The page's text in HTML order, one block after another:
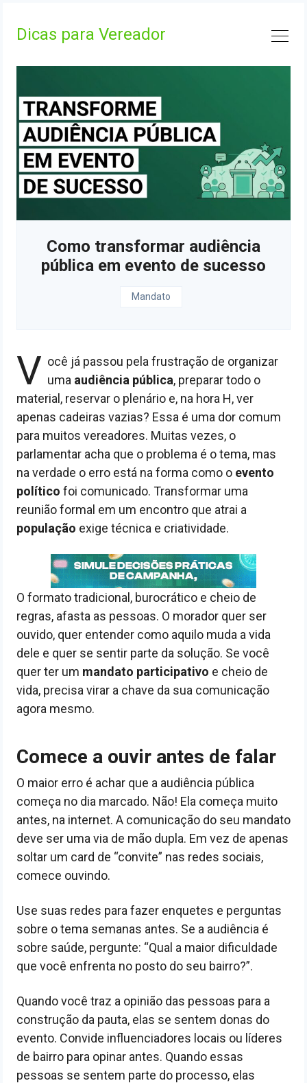
Dicas para Vereador
Como transformar audiência
pública em evento de sucesso
Mandato
V ocê já passou pela frustração de organizar
uma audiência pública, preparar todo o
material, reservar o plenário e, na hora H, ver
apenas cadeiras vazias? Essa é uma dor comum
para muitos vereadores. Muitas vezes, o
parlamentar acha que o problema é o tema, mas
na verdade o erro está na forma como o evento
político foi comunicado. Transformar uma
reunião formal em um encontro que atrai a
população exige técnica e criatividade.
O formato tradicional, burocrático e cheio de
regras, afasta as pessoas. O morador quer ser
ouvido, quer entender como aquilo muda a vida
dele e quer se sentir parte da solução. Se você
quer ter um mandato participativo e cheio de
vida, precisa virar a chave da sua comunicação
agora mesmo.
Comece a ouvir antes de falar
O maior erro é achar que a audiência pública
começa no dia marcado. Não! Ela começa muito
antes, na internet. A comunicação do seu mandato
deve ser uma via de mão dupla. Em vez de apenas
soltar um card de “convite” nas redes sociais,
comece ouvindo.
Use suas redes para fazer enquetes e perguntas
sobre o tema semanas antes. Se a audiência é
sobre saúde, pergunte: “Qual a maior dificuldade
que você enfrenta no posto do seu bairro?”.
Quando você traz a opinião das pessoas para a
construção da pauta, elas se sentem donas do
evento. Convide influenciadores locais ou líderes
de bairro para opinar antes. Quando essas
pessoas se sentem parte do processo, elas